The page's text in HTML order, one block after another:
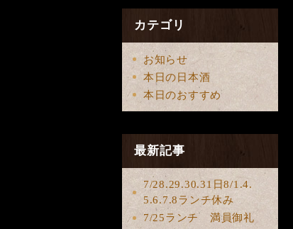
カテゴリ
お知らせ
本日の日本酒
本日のおすすめ
最新記事
7/28.29.30.31日8/1.4.
5.6.7.8ランチ休み
7/25ランチ 満員御礼